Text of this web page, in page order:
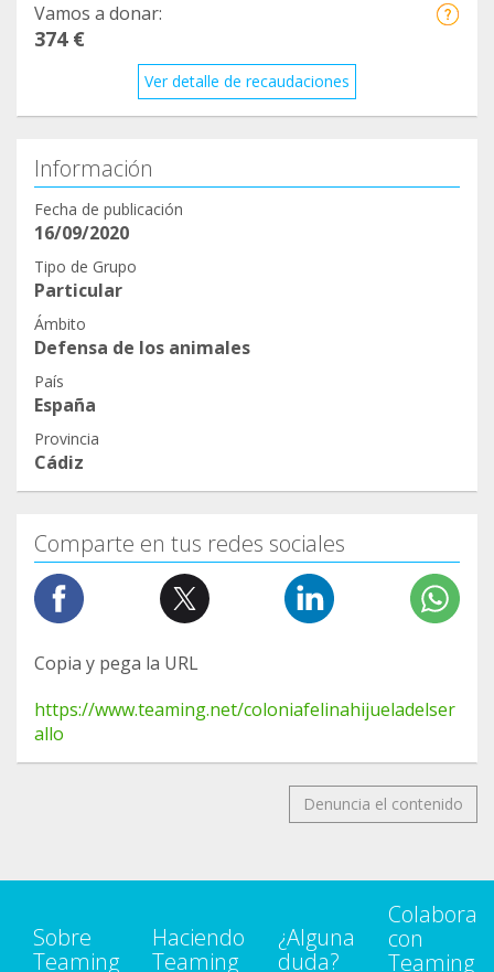
Vamos a donar:
374 €
Ver detalle de recaudaciones
Información
Fecha de publicación
16/09/2020
Tipo de Grupo
Particular
Ámbito
Defensa de los animales
País
España
Provincia
Cádiz
Comparte en tus redes sociales
Copia y pega la URL
https://www.teaming.net/coloniafelinahijueladelser
allo
Denuncia el contenido
Sobre
Teaming
Haciendo
Teaming
¿Alguna
duda?
Colabora
con
Teaming